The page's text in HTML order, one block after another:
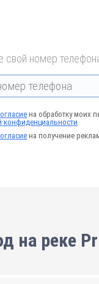
свой номер
на обработку моих
конфиденциальности
на получение
на реке